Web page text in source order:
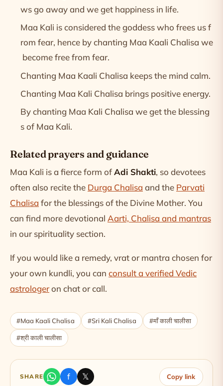
ws go away and we get happiness in life.
Maa Kali is considered the goddess who frees us f
rom fear, hence by chanting Maa Kaali Chalisa we
become free from fear.
Chanting Maa Kaali Chalisa keeps the mind calm.
Chanting Maa Kali Chalisa brings positive energy.
By chanting Maa Kali Chalisa we get the blessing
s of Maa Kali.
Related prayers and guidance
Maa Kali is a fierce form ofAdi Shakti, so devotees
often also recite the Durga Chalisa and the Parvati
Chalisa for the blessings of the Divine Mother. You
can find more devotional Aarti, Chalisa and mantras
in our spirituality section.
If you would like a remedy, vrat or mantra chosen for
your own kundli, you can consult a verified Vedic
astrologeron chat or call.
#Maa Kaali Chalisa #Sri Kali Chalisa #माँ काली चालीसा
#श्री काली चालीसा
SHARE f 𝕏 Copy link